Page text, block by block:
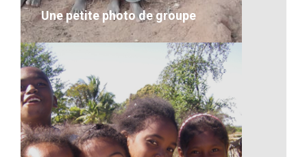
Une petite photo de groupe